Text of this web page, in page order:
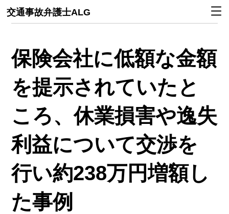
交通事故弁護士ALG
保険会社に低額な金額
を提示されていたと
ころ、休業損害や逸失
利益について交渉を
行い約238万円増額し
た事例